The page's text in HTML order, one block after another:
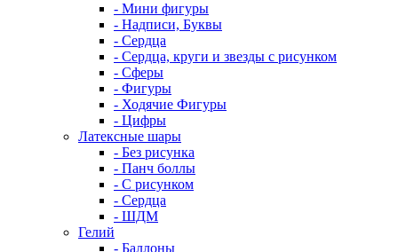
- Мини фигуры
- Надписи, Буквы
- Сердца
- Сердца, круги и звезды с рисунком
- Сферы
- Фигуры
- Ходячие Фигуры
- Цифры
Латексные шары
- Без рисунка
- Панч боллы
- С рисунком
- Сердца
- ШДМ
Гелий
- Баллоны